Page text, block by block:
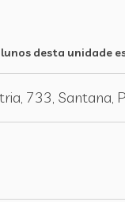
desta unidade
733, Santana,